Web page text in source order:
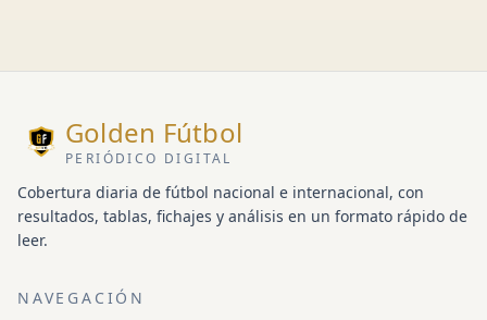
Golden Fútbol
PERIÓDICO DIGITAL
Cobertura diaria de fútbol nacional e internacional, con
resultados, tablas, fichajes y análisis en un formato rápido de
leer.
NAVEGACIÓN